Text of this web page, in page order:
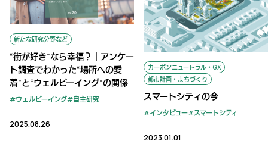
新たな研究分野など
“街が好き”なら幸福？｜アンケー
ト調査でわかった“場所への愛
着”と“ウェルビーイング”の関係
ウェルビーイング 自主研究
2025.08.26
カーボンニュートラル・GX
都市計画・まちづくり
スマートシティの今
インタビュー スマートシティ
2023.01.01